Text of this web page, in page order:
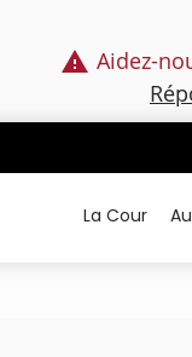
Aidez-
La Cour